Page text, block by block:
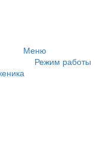
Меню
Режим работы